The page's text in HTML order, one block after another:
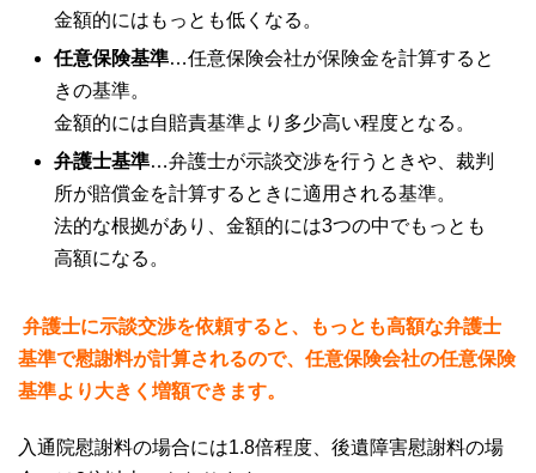
金額的にはもっとも低くなる。
任意保険基準…任意保険会社が保険金を計算すると
きの基準。
金額的には自賠責基準より多少高い程度となる。
弁護士基準…弁護士が示談交渉を行うときや、裁判
所が賠償金を計算するときに適用される基準。
法的な根拠があり、金額的には3つの中でもっとも
高額になる。
弁護士に示談交渉を依頼すると、もっとも高額な弁護士
基準で慰謝料が計算されるので、任意保険会社の任意保険
基準より大きく増額できます。
入通院慰謝料の場合には1.8倍程度、後遺障害慰謝料の場